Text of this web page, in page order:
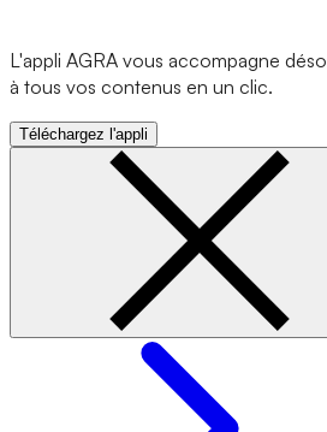
L'appli AGRA vous accompagne
à tous vos contenus en un clic.
Téléchargez l'appli